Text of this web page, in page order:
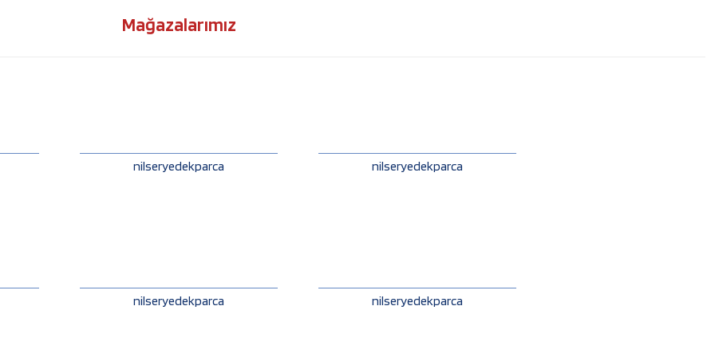
Mağazalarımız
nilseryedekparca nilseryedekparca
nilseryedekparca nilseryedekparca